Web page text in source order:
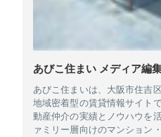
あびこ住まい メディア編
あびこ住まいは、大阪市住吉
地域密着型の賃貸情報サイト
動産仲介の実績とノウハウを
ァミリー層向けのマンション